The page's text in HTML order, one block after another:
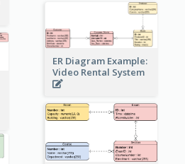
ER Diagram Example:
Video Rental System